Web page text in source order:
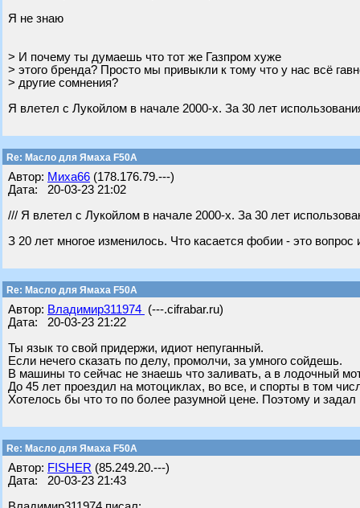
Я не знаю
> И почему ты думаешь что тот же Газпром хуже
> этого бренда? Просто мы привыкли к тому что у нас всё
> другие сомнения?
Я влетел с Лукойлом в начале 2000-x. За 30 лет
Re: Масло для Ямаха F50A
Автор: Миха66 (178.176.79.---)
Дата: 20-03-23 21:02
/// Я влетел с Лукойлом в начале 2000-x. За 30 лет
З 20 лет многое изменилось. Что касается фобии - это
Re: Масло для Ямаха F50A
Автор: Владимир311974 (---.cifrabar.ru)
Дата: 20-03-23 21:22
Ты язык то свой придержи, идиот непуганный.
Если нечего сказать по делу, промолчи, за умного сойдешь.
В машины то сейчас не знаешь что заливать, а в лодочный
До 45 лет проездил на мотоциклах, во все, и спорты в том
Хотелось бы что то по более разумной цене. Поэтому и
Re: Масло для Ямаха F50A
Автор: FISHER (85.249.20.---)
Дата: 20-03-23 21:43